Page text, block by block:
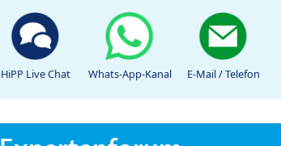
HiPP Live Chat Whats-App-Kanal E-Mail / Telefon